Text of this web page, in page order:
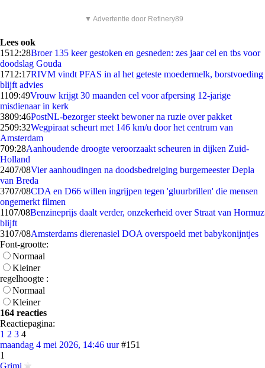
▼ Advertentie door Refinery89
Lees ook
1512:28Broer 135 keer gestoken en gesneden: zes jaar cel en tbs voor
doodslag Gouda
1712:17RIVM vindt PFAS in al het geteste moedermelk, borstvoeding
blijft advies
1109:49Vrouw krijgt 30 maanden cel voor afpersing 12-jarige
misdienaar in kerk
3809:46PostNL-bezorger steekt bewoner na ruzie over pakket
2509:32Wegpiraat scheurt met 146 km/u door het centrum van
Amsterdam
709:28Aanhoudende droogte veroorzaakt scheuren in dijken Zuid-
Holland
2407/08Vier aanhoudingen na doodsbedreiging burgemeester Depla
van Breda
3707/08CDA en D66 willen ingrijpen tegen 'gluurbrillen' die mensen
ongemerkt filmen
1107/08Benzineprijs daalt verder, onzekerheid over Straat van Hormuz
blijft
3107/08Amsterdams dierenasiel DOA overspoeld met babykonijntjes
Font-grootte:
Normaal
Kleiner
regelhoogte :
Normaal
Kleiner
164 reacties
Reactiepagina:
1 2 3 4
maandag 4 mei 2026, 14:46 uur #151
1
Grimi